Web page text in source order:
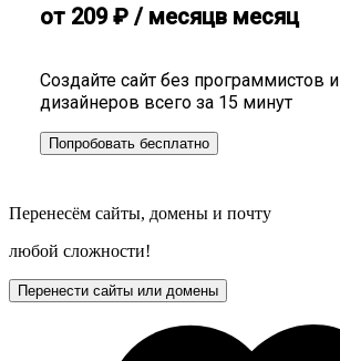
Создайте сайт без программистов и
дизайнеров всего за 15 минут
от 209₽ / месяцв месяц
Попробовать бесплатно
Перенесём сайты, домены и почту
любой сложности!
Перенести сайты или домены